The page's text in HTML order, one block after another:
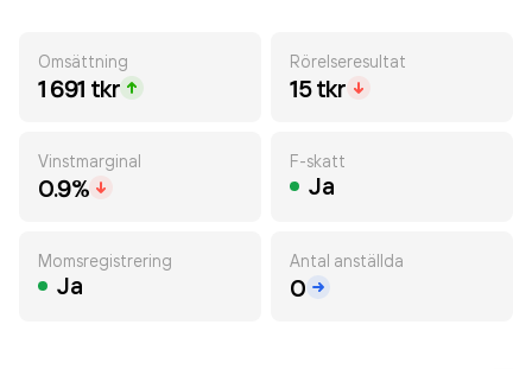
Omsättning
1 691 tkr
Rörelseresultat
15 tkr
Vinstmarginal
0.9%
F-skatt
Ja
Momsregistrering
Ja
Antal anställda
0